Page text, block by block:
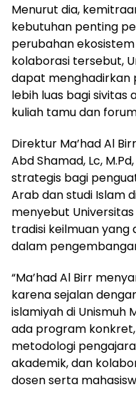
Menurut dia,
kebutuhan penting
perubahan
kolaborasi tersebut,
dapat menghadirkan
lebih luas bagi sivitas
kuliah tamu dan
Direktur Ma’had Al
Abd Shamad, Lc,
strategis bagi
Arab dan studi Islam
menyebut
tradisi keilmuan
dalam
“Ma’had Al Birr
karena sejalan
islamiyah di Unismuh
ada program
metodologi
akademik, dan
dosen serta